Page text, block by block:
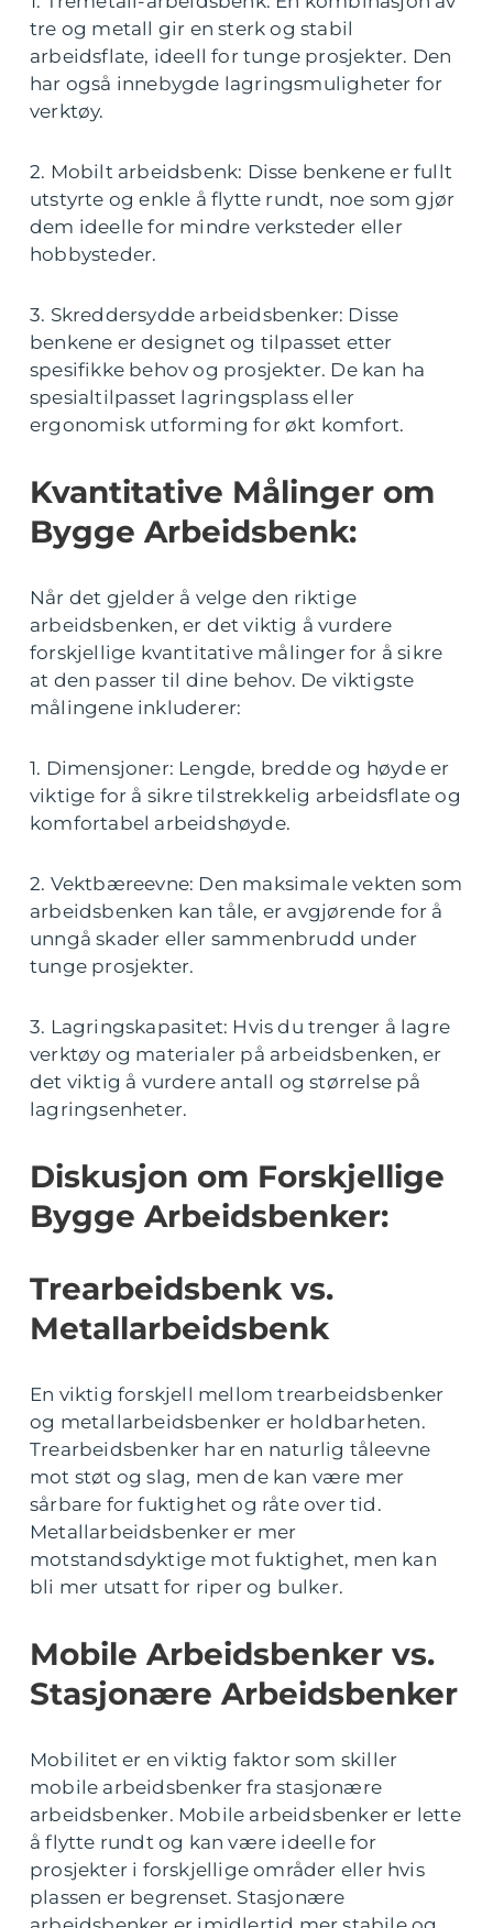
tre og metall gir en sterk og stabil
arbeidsflate, ideell for tunge prosjekter. Den
har også innebygde lagringsmuligheter for
verktøy.
2. Mobilt arbeidsbenk: Disse benkene er fullt
utstyrte og enkle å flytte rundt, noe som gjør
dem ideelle for mindre verksteder eller
hobbysteder.
3. Skreddersydde arbeidsbenker: Disse
benkene er designet og tilpasset etter
spesifikke behov og prosjekter. De kan ha
spesialtilpasset lagringsplass eller
ergonomisk utforming for økt komfort.
Kvantitative Målinger om
Bygge Arbeidsbenk:
Når det gjelder å velge den riktige
arbeidsbenken, er det viktig å vurdere
forskjellige kvantitative målinger for å sikre
at den passer til dine behov. De viktigste
målingene inkluderer:
1. Dimensjoner: Lengde, bredde og høyde er
viktige for å sikre tilstrekkelig arbeidsflate og
komfortabel arbeidshøyde.
2. Vektbæreevne: Den maksimale vekten som
arbeidsbenken kan tåle, er avgjørende for å
unngå skader eller sammenbrudd under
tunge prosjekter.
3. Lagringskapasitet: Hvis du trenger å lagre
verktøy og materialer på arbeidsbenken, er
det viktig å vurdere antall og størrelse på
lagringsenheter.
Diskusjon om Forskjellige
Bygge Arbeidsbenker:
Trearbeidsbenk vs.
Metallarbeidsbenk
En viktig forskjell mellom trearbeidsbenker
og metallarbeidsbenker er holdbarheten.
Trearbeidsbenker har en naturlig tåleevne
mot støt og slag, men de kan være mer
sårbare for fuktighet og råte over tid.
Metallarbeidsbenker er mer
motstandsdyktige mot fuktighet, men kan
bli mer utsatt for riper og bulker.
Mobile Arbeidsbenker vs.
Stasjonære Arbeidsbenker
Mobilitet er en viktig faktor som skiller
mobile arbeidsbenker fra stasjonære
arbeidsbenker. Mobile arbeidsbenker er lette
å flytte rundt og kan være ideelle for
prosjekter i forskjellige områder eller hvis
plassen er begrenset. Stasjonære